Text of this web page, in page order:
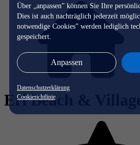
Über „anpassen” können Sie Ihre
Dies ist auch nachträglich jederzeit
notwendige Cookies” werden lediglich
gespeichert.
Anpassen
Datenschutzerklärung
Cookierichtlinie
Eri Beach & Village